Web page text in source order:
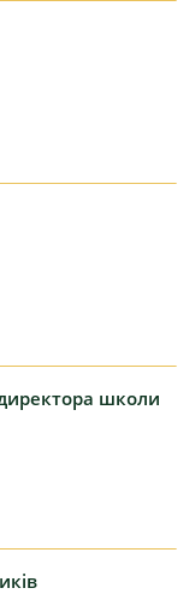
школи